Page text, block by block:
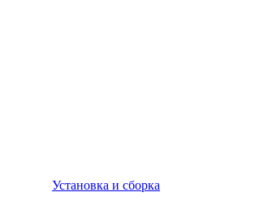
Установка и сборка